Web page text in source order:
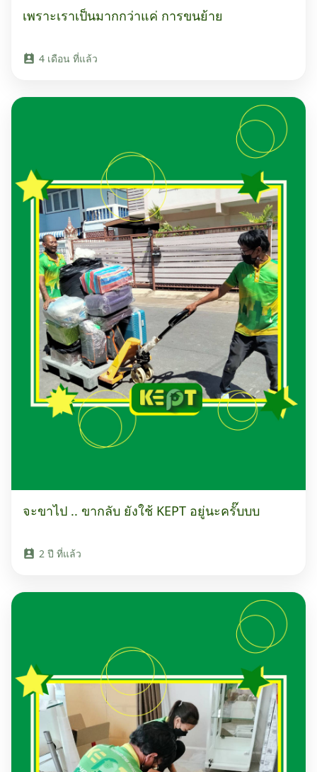
เพราะเราเป็นมากกว่าแค่ การขนย้าย
perm_contact_calendar 4 เดือน ที่แล้ว
จะขาไป .. ขากลับ ยังใช้ KEPT อยู่นะครั๊บบบ
perm_contact_calendar 2 ปี ที่แล้ว